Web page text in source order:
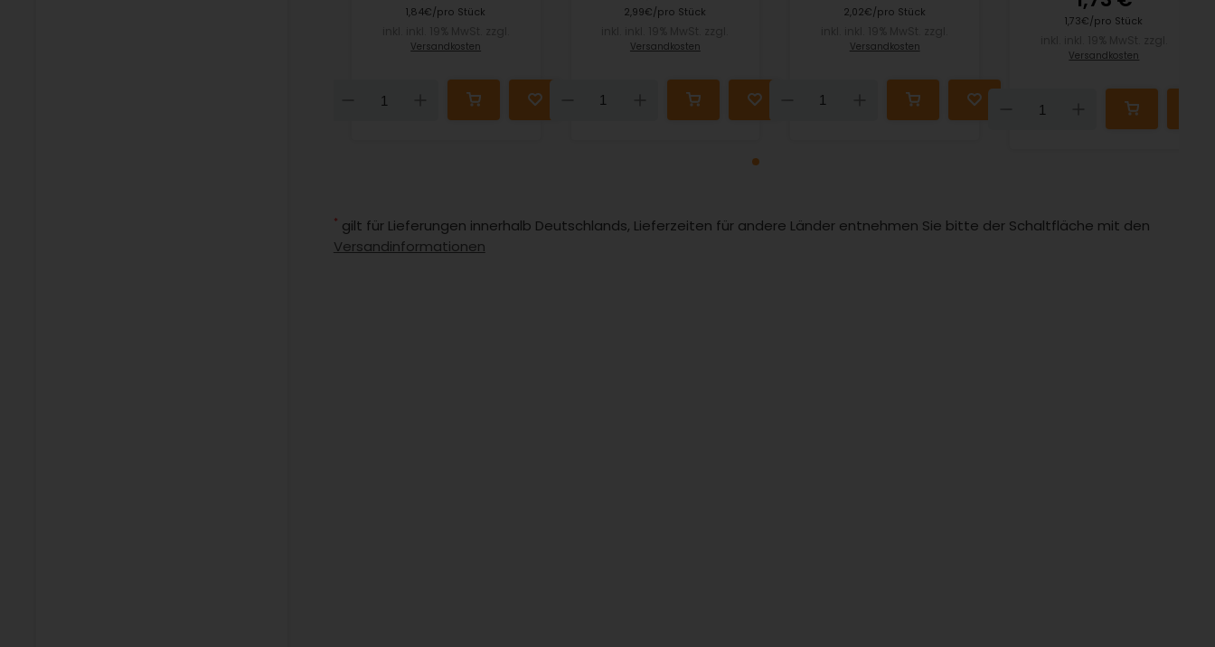
1,84€/pro Stück
Versandkosten
Down
2,99€/pro Stück
Versandkosten
Down
2,02€/pro Stück
Versandkosten
Down
1,73€/pro Stück
Versandkosten
Down
* gilt für Lieferungen innerhalb Deutschlands, Lieferzeiten für andere Länder entnehmen Sie bitte der Schaltfläche mit den
Versandinformationen